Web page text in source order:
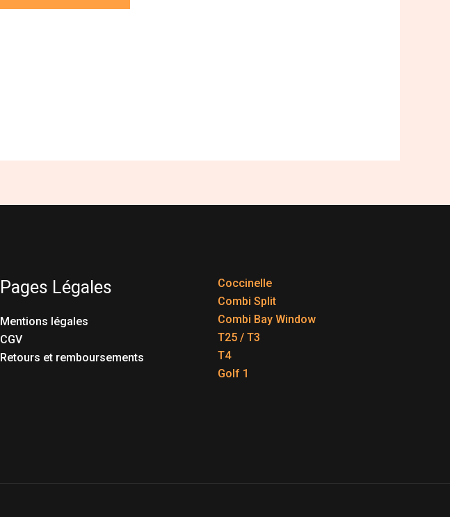
Pages Légales
Mentions légales
CGV
Retours et remboursements
Coccinelle
Combi Split
Combi Bay Window
T25 / T3
T4
Golf 1